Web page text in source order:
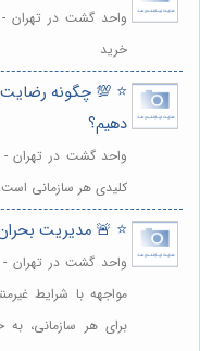
واحد گشت در تهران
خرید
⭐️ 💯 چگونه
دهیم؟
واحد گشت در تهران -
کلیدی هر سازمانی
⭐️ 🚨 مدیریت
واحد گشت در تهران -
مواجهه با شرایط
برای هر سازمانی،